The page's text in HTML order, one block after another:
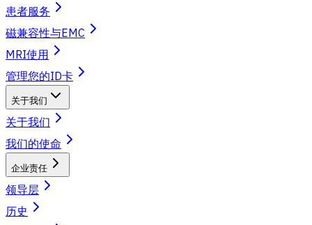
患者服务
磁兼容性与EMC
MRI使用
管理您的ID卡
关于我们
关于我们
我们的使命
企业责任
领导层
历史